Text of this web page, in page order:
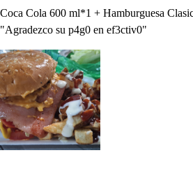
Coca Cola 600 ml*1 + Hamburguesa
"Agradezco su p4g0 en ef3ctiv0"